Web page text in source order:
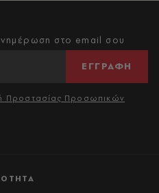
στο email σου
ΕΓΓΡΑΦΗ
Προστασίας Προσωπικών